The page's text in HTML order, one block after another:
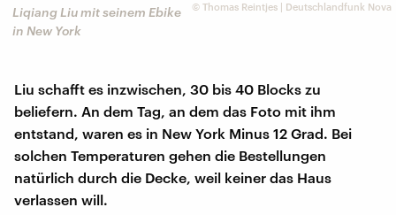
© Thomas Reintjes | Deutschlandfunk Nova
Liqiang Liu mit seinem Ebike
in New York
Liu schafft es inzwischen, 30 bis 40 Blocks zu
beliefern. An dem Tag, an dem das Foto mit ihm
entstand, waren es in New York Minus 12 Grad. Bei
solchen Temperaturen gehen die Bestellungen
natürlich durch die Decke, weil keiner das Haus
verlassen will.